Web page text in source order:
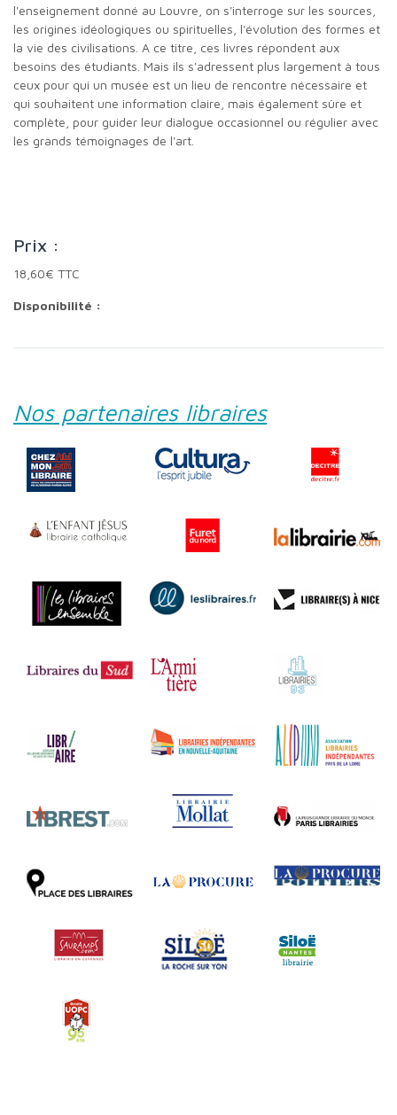
l'enseignement donné au Louvre, on s'interroge sur les sources,
les origines idéologiques ou spirituelles, l'évolution des formes et
la vie des civilisations. A ce titre, ces livres répondent aux
besoins des étudiants. Mais ils s'adressent plus largement à tous
ceux pour qui un musée est un lieu de rencontre nécessaire et
qui souhaitent une information claire, mais également sûre et
complète, pour guider leur dialogue occasionnel ou régulier avec
les grands témoignages de l'art.
Prix :
18,60€ TTC
Disponibilité :
Nos partenaires libraires